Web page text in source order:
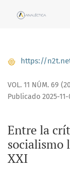
Entre la crítica
VOL. 11 NÚM. 69
Entre la
socialismo
XXI
https://
Publicado 2025-11-